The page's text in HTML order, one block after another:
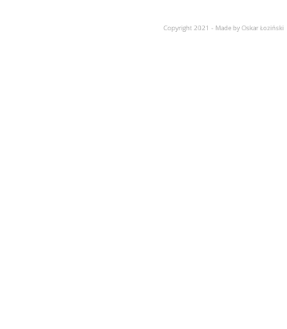
Copyright 2021 - Made by Oskar Łoziński